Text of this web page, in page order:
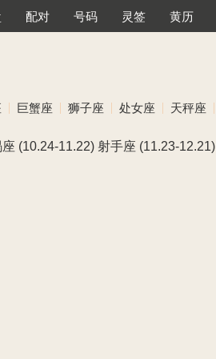
配对 号码 灵签 黄历
巨蟹座 狮子座 处女座 天秤座
(10.24-11.22) 射手座 (11.23-12.21)